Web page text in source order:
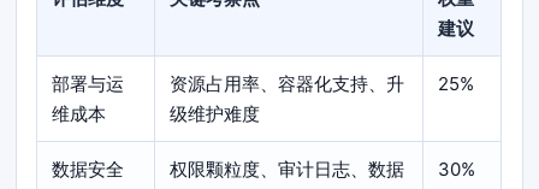
建议
部署与运
维成本
资源占用率、容器化支持、升
级维护难度
25%
数据安全
权限颗粒度、审计日志、数据
30%